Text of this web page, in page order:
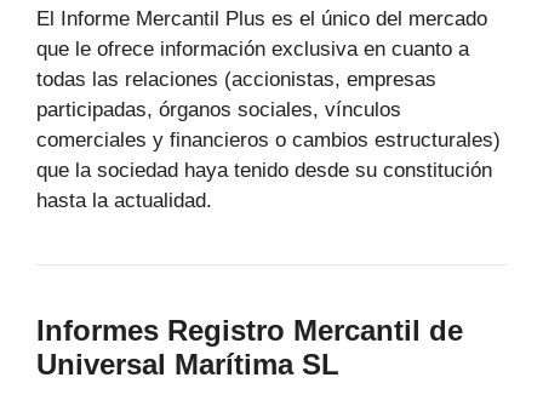
El Informe Mercantil Plus es el único del mercado
que le ofrece información exclusiva en cuanto a
todas las relaciones (accionistas, empresas
participadas, órganos sociales, vínculos
comerciales y financieros o cambios estructurales)
que la sociedad haya tenido desde su constitución
hasta la actualidad.
Informes Registro Mercantil de
Universal Marítima SL